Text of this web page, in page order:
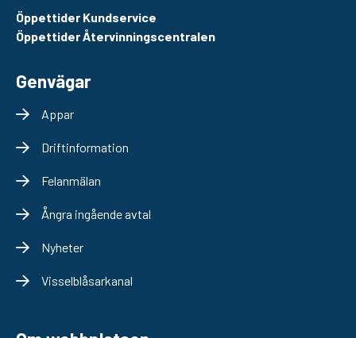
Öppettider Kundservice
Öppettider Återvinningscentralen
Genvägar
Appar
Driftinformation
Felanmälan
Ångra ingående avtal
Nyheter
Visselblåsarkanal